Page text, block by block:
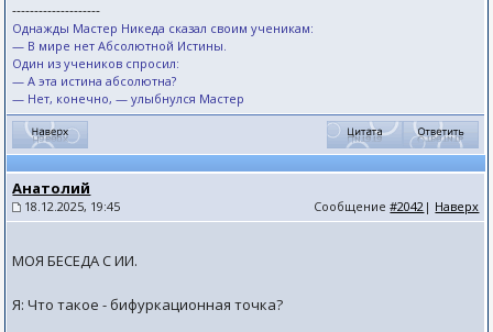
--------------------
Однажды Мастер Никеда сказал своим ученикам:
— В мире нет Абсолютной Истины.
Один из учеников спросил:
— А эта истина абсолютна?
— Нет, конечно, — улыбнулся Мастер
Анатолий
18.12.2025, 19:45 Сообщение#2042 | Наверх
МОЯ БЕСЕДА С ИИ.
Я: Что такое - бифуркационная точка?